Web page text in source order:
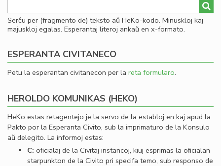
Serĉu per (fragmento de) teksto aŭ HeKo-kodo. Minuskloj kaj
majuskloj egalas. Esperantaj literoj ankaŭ en x-formato.
ESPERANTA CIVITANECO
Petu la esperantan civitanecon per la reta formularo.
HEROLDO KOMUNIKAS (HEKO)
HeKo estas retagentejo je la servo de la establoj en kaj apud la
Pakto por la Esperanta Civito, sub la imprimaturo de la Konsulo
aŭ delegito. La informoj estas:
C: oﬁcialaj de la Civitaj instancoj, kiuj esprimas la oﬁcialan
starpunkton de la Civito pri specifa temo, sub responso de